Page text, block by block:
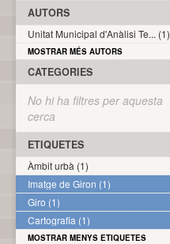
AUTORS
Unitat Municipal d'Anàlisi Te... (1)
MOSTRAR MÉS AUTORS
CATEGORIES
No hi ha filtres per aquesta
cerca
ETIQUETES
Àmbit urbà (1)
Imatge de Giron (1)
Giro (1)
Cartografia (1)
MOSTRAR MENYS ETIQUETES